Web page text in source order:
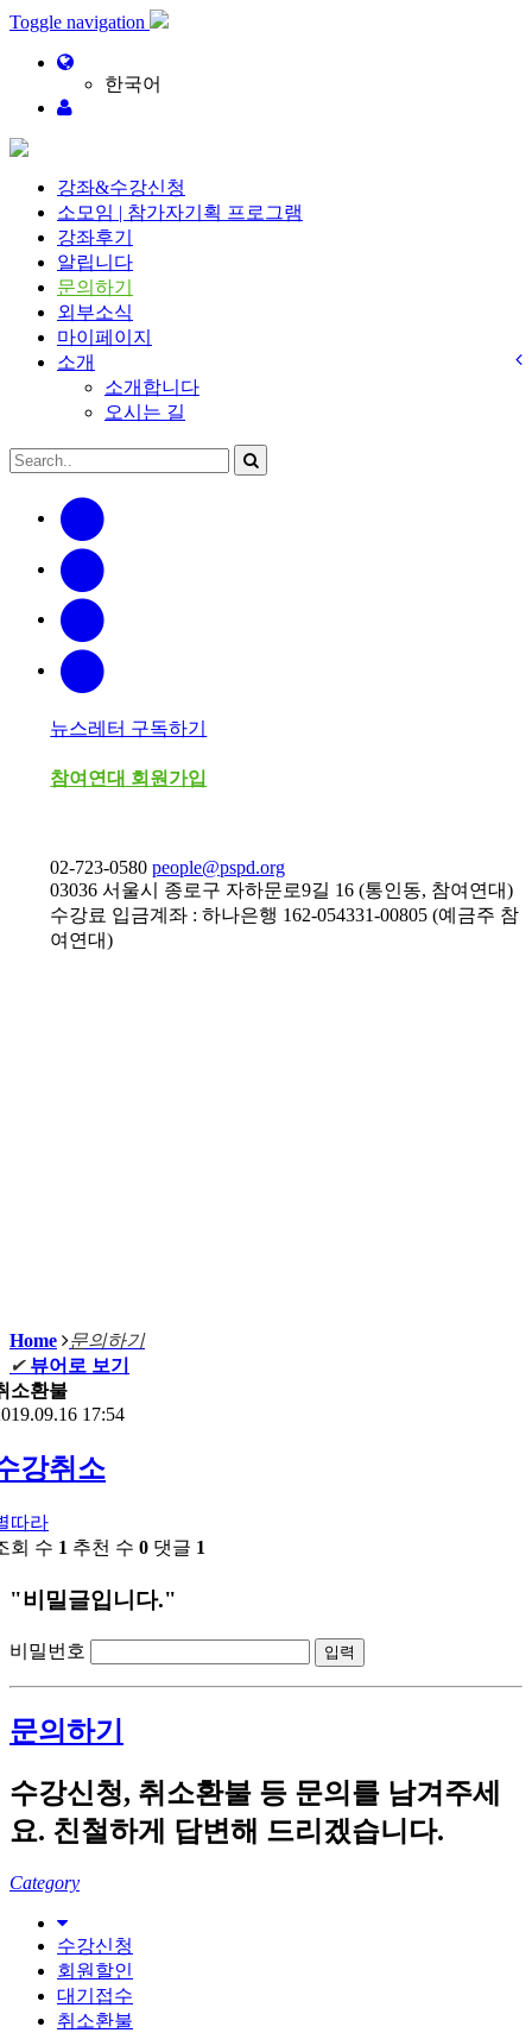
Toggle navigation
한국어
강좌&수강신청
소모임 | 참가자기획 프로그램
강좌후기
알립니다
문의하기
외부소식
마이페이지
소개
소개합니다
오시는 길
뉴스레터 구독하기
참여연대 회원가입
02-723-0580people@pspd.org
03036 서울시 종로구 자하문로9길 16 (통인동, 참여연대)
수강료 입금계좌 : 하나은행 162-054331-00805 (예금주 참
여연대)
Home
문의하기
✔ 뷰어로 보기
소환불
17:54
강취소
따라
회 수 1 추천 수 0 댓글 1
"비밀글입니다."
비밀번호
문의하기
수강신청, 취소환불 등 문의를 남겨주세
요. 친철하게 답변해 드리겠습니다.
Category
수강신청
회원할인
대기접수
취소환불